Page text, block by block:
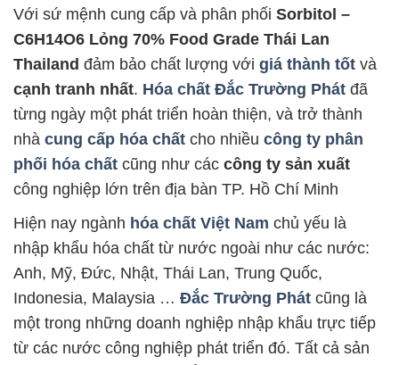
Với sứ mệnh cung cấp và phân phối Sorbitol –
C6H14O6 Lỏng 70% Food Grade Thái Lan
Thailand đảm bảo chất lượng với giá thành tốt và
cạnh tranh nhất. Hóa chất Đắc Trường Phát đã
từng ngày một phát triển hoàn thiện, và trở thành
nhà cung cấp hóa chất cho nhiều công ty phân
phối hóa chất cũng như các công ty sản xuất
công nghiệp lớn trên địa bàn TP. Hồ Chí Minh
Hiện nay ngành hóa chất Việt Nam chủ yếu là
nhập khẩu hóa chất từ nước ngoài như các nước:
Anh, Mỹ, Đức, Nhật, Thái Lan, Trung Quốc,
Indonesia, Malaysia … Đắc Trường Phát cũng là
một trong những doanh nghiệp nhập khẩu trực tiếp
từ các nước công nghiệp phát triển đó. Tất cả sản